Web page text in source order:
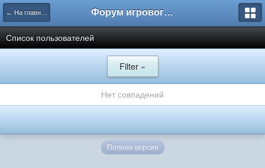
← На главную Форум игрового проекта Riverrise
Список пользователей
Filter »
Нет совпадений
Полная версия